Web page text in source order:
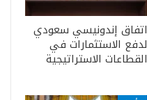
اتفاق إندونيسي سعودي
لدفع الاستثمارات في
القطاعات الاستراتيجية